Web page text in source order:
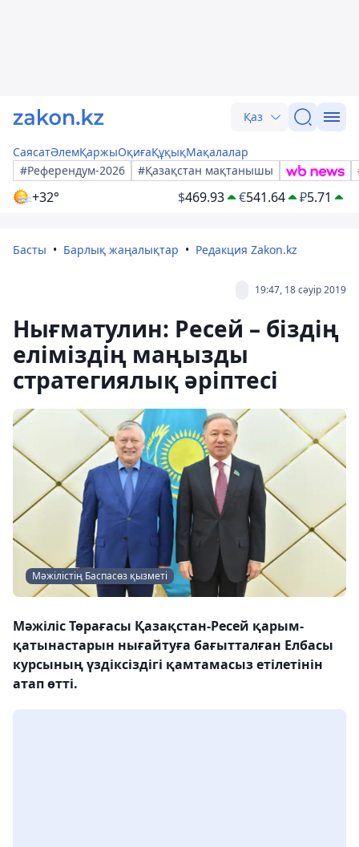
Қаз
СаясатӘлемҚаржыОқиғаҚұқықМақалалар
#Референдум-2026
#Қазақстан мақтанышы
+32° $469.93 €541.64 ₽5.71
Басты Барлық жаңалықтар Редакция Zakon.kz
19:47, 18 сәуір 2019
Нығматулин: Ресей – біздің
еліміздің маңызды
стратегиялық әріптесі
Мәжілістің Баспасөз қызметі
Мәжіліс Төрағасы Қазақстан-Ресей қарым-
қатынастарын нығайтуға бағытталған Елбасы
курсының үздіксіздігі қамтамасыз етілетінін
атап өтті.